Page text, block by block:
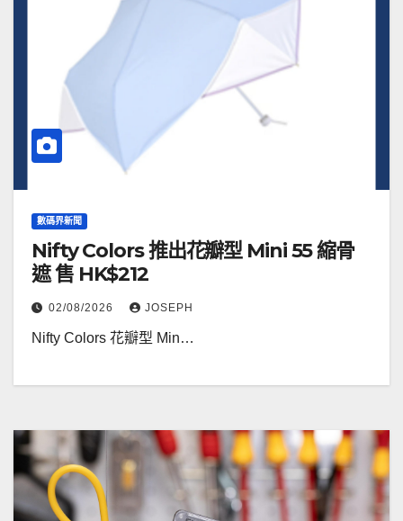
數碼界新聞
Nifty Colors 推出花瓣型 Mini 55 縮骨
遮 售 HK$212
02/08/2026 JOSEPH
Nifty Colors 花瓣型 Min…